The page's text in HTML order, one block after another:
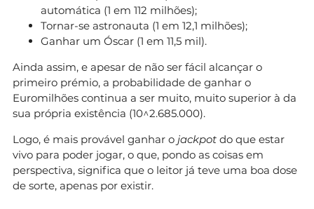
automática (1 em 112 milhões);
Tornar-se astronauta (1 em 12,1 milhões);
Ganhar um Óscar (1 em 11,5 mil).
Ainda assim, e apesar de não ser fácil alcançar o
primeiro prémio, a probabilidade de ganhar o
Euromilhões continua a ser muito, muito superior à da
sua própria existência (10^2.685.000).
Logo, é mais provável ganhar o jackpot do que estar
vivo para poder jogar, o que, pondo as coisas em
perspectiva, significa que o leitor já teve uma boa dose
de sorte, apenas por existir.